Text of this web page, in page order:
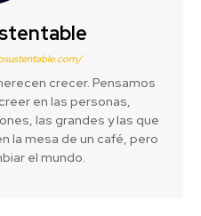
crecer. Pensamos
en las personas,
las grandes y las que
la mesa de un café, pero
el mundo.